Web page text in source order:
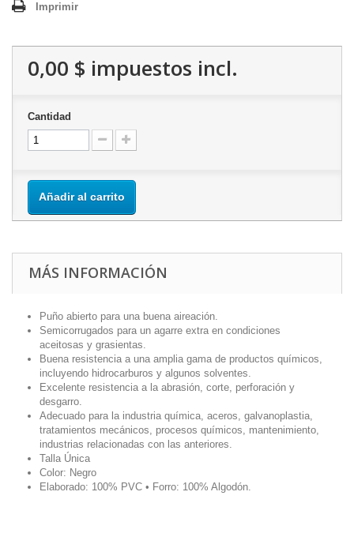
Imprimir
0,00 $ impuestos incl.
Cantidad
Añadir al carrito
MÁS INFORMACIÓN
Puño abierto para una buena aireación.
Semicorrugados para un agarre extra en condiciones
aceitosas y grasientas.
Buena resistencia a una amplia gama de productos químicos,
incluyendo hidrocarburos y algunos solventes.
Excelente resistencia a la abrasión, corte, perforación y
desgarro.
Adecuado para la industria química, aceros, galvanoplastia,
tratamientos mecánicos, procesos químicos, mantenimiento,
industrias relacionadas con las anteriores.
Talla Única
Color: Negro
Elaborado: 100% PVC • Forro: 100% Algodón.